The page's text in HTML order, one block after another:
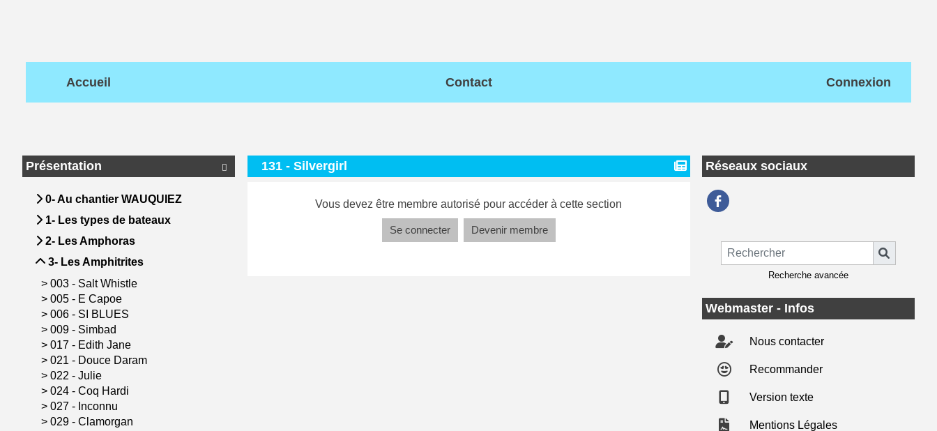
Accueil Contact Connexion

Présentation
0- Au chantier WAUQUIEZ
1- Les types de bateaux
2- Les Amphoras
3- Les Amphitrites
> 003 - Salt Whistle
> 005 - E Capoe
> 006 - SI BLUES
> 009 - Simbad
> 017 - Edith Jane
> 021 - Douce Daram
> 022 - Julie
> 024 - Coq Hardi
> 027 - Inconnu
> 029 - Clamorgan
131 - Silvergirl
Vous devez être membre autorisé pour accéder à cette section
Se connecter Devenir membre
Réseaux sociaux
Recherche avancée
Webmaster - Infos
Nous contacter
Recommander
Version texte
Mentions Légales